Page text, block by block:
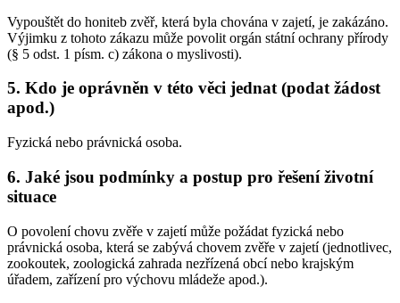
Vypouštět do honiteb zvěř, která byla chována v zajetí, je zakázáno.
Výjimku z tohoto zákazu může povolit orgán státní ochrany přírody
(§ 5 odst. 1 písm. c) zákona o myslivosti).
5. Kdo je oprávněn v této věci jednat (podat žádost
apod.)
Fyzická nebo právnická osoba.
6. Jaké jsou podmínky a postup pro řešení životní
situace
O povolení chovu zvěře v zajetí může požádat fyzická nebo
právnická osoba, která se zabývá chovem zvěře v zajetí (jednotlivec,
zookoutek, zoologická zahrada nezřízená obcí nebo krajským
úřadem, zařízení pro výchovu mládeže apod.).